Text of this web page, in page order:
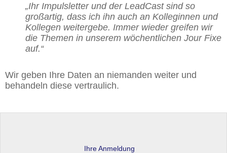
„Ihr Impulsletter und der LeadCast sind so
großartig, dass ich ihn auch an Kolleginnen und
Kollegen weitergebe. Immer wieder greifen wir
die Themen in unserem wöchentlichen Jour Fixe
auf.“
Wir geben Ihre Daten an niemanden weiter und
behandeln diese vertraulich.
Ihre Anmeldung